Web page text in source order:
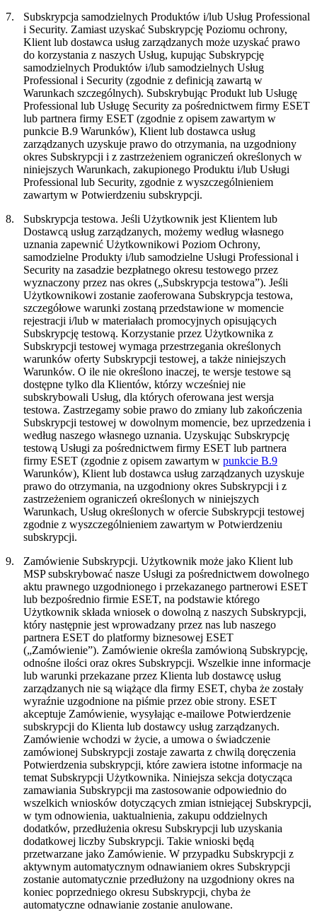
7.
Subskrypcja samodzielnych Produktów i/lub Usług Professional
i Security. Zamiast uzyskać Subskrypcję Poziomu ochrony,
Klient lub dostawca usług zarządzanych może uzyskać prawo
do korzystania z naszych Usług, kupując Subskrypcję
samodzielnych Produktów i/lub samodzielnych Usług
Professional i Security (zgodnie z definicją zawartą w
Warunkach szczególnych). Subskrybując Produkt lub Usługę
Professional lub Usługę Security za pośrednictwem firmy ESET
lub partnera firmy ESET (zgodnie z opisem zawartym w
punkcie B.9 Warunków), Klient lub dostawca usług
zarządzanych uzyskuje prawo do otrzymania, na uzgodniony
okres Subskrypcji i z zastrzeżeniem ograniczeń określonych w
niniejszych Warunkach, zakupionego Produktu i/lub Usługi
Professional lub Security, zgodnie z wyszczególnieniem
zawartym w Potwierdzeniu subskrypcji.
8.
Subskrypcja testowa. Jeśli Użytkownik jest Klientem lub
Dostawcą usług zarządzanych, możemy według własnego
uznania zapewnić Użytkownikowi Poziom Ochrony,
samodzielne Produkty i/lub samodzielne Usługi Professional i
Security na zasadzie bezpłatnego okresu testowego przez
wyznaczony przez nas okres („Subskrypcja testowa”). Jeśli
Użytkownikowi zostanie zaoferowana Subskrypcja testowa,
szczegółowe warunki zostaną przedstawione w momencie
rejestracji i/lub w materiałach promocyjnych opisujących
Subskrypcję testową. Korzystanie przez Użytkownika z
Subskrypcji testowej wymaga przestrzegania określonych
warunków oferty Subskrypcji testowej, a także niniejszych
Warunków. O ile nie określono inaczej, te wersje testowe są
dostępne tylko dla Klientów, którzy wcześniej nie
subskrybowali Usług, dla których oferowana jest wersja
testowa. Zastrzegamy sobie prawo do zmiany lub zakończenia
Subskrypcji testowej w dowolnym momencie, bez uprzedzenia i
według naszego własnego uznania. Uzyskując Subskrypcję
testową Usługi za pośrednictwem firmy ESET lub partnera
firmy ESET (zgodnie z opisem zawartym w punkcie B.9
Warunków), Klient lub dostawca usług zarządzanych uzyskuje
prawo do otrzymania, na uzgodniony okres Subskrypcji i z
zastrzeżeniem ograniczeń określonych w niniejszych
Warunkach, Usług określonych w ofercie Subskrypcji testowej
zgodnie z wyszczególnieniem zawartym w Potwierdzeniu
subskrypcji.
9.
Zamówienie Subskrypcji. Użytkownik może jako Klient lub
MSP subskrybować nasze Usługi za pośrednictwem dowolnego
aktu prawnego uzgodnionego i przekazanego partnerowi ESET
lub bezpośrednio firmie ESET, na podstawie którego
Użytkownik składa wniosek o dowolną z naszych Subskrypcji,
który następnie jest wprowadzany przez nas lub naszego
partnera ESET do platformy biznesowej ESET
(„Zamówienie”). Zamówienie określa zamówioną Subskrypcję,
odnośne ilości oraz okres Subskrypcji. Wszelkie inne informacje
lub warunki przekazane przez Klienta lub dostawcę usług
zarządzanych nie są wiążące dla firmy ESET, chyba że zostały
wyraźnie uzgodnione na piśmie przez obie strony. ESET
akceptuje Zamówienie, wysyłając e-mailowe Potwierdzenie
subskrypcji do Klienta lub dostawcy usług zarządzanych.
Zamówienie wchodzi w życie, a umowa o świadczenie
zamówionej Subskrypcji zostaje zawarta z chwilą doręczenia
Potwierdzenia subskrypcji, które zawiera istotne informacje na
temat Subskrypcji Użytkownika. Niniejsza sekcja dotycząca
zamawiania Subskrypcji ma zastosowanie odpowiednio do
wszelkich wniosków dotyczących zmian istniejącej Subskrypcji,
w tym odnowienia, uaktualnienia, zakupu oddzielnych
dodatków, przedłużenia okresu Subskrypcji lub uzyskania
dodatkowej liczby Subskrypcji. Takie wnioski będą
przetwarzane jako Zamówienie. W przypadku Subskrypcji z
aktywnym automatycznym odnawianiem okres Subskrypcji
zostanie automatycznie przedłużony na uzgodniony okres na
koniec poprzedniego okresu Subskrypcji, chyba że
automatyczne odnawianie zostanie anulowane.